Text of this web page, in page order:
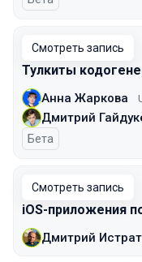
Смотреть запись
Тулкиты
Анна Жаркова
Дмитрий
Бета
Смотреть запись
iOS-приложения
Дмитрий